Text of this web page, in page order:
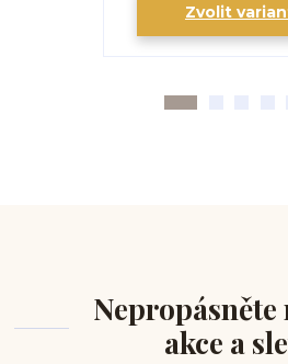
Zvolit
akce a